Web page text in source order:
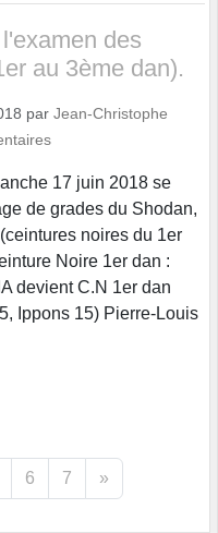
des
au 3ème dan).
par Jean-Christophe
17 juin 2018 se
de grades du Shodan,
noires du 1er
Noire 1er dan :
devient C.N 1er dan
Ippons 15) Pierre-Louis
6 7 »